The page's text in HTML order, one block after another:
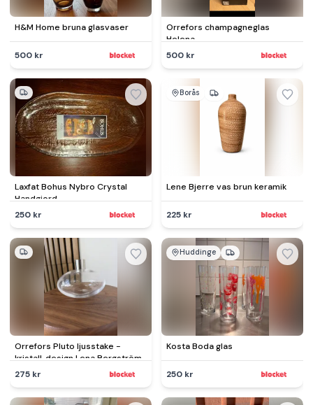
H&M Home bruna glasvaser
500 kr
Orrefors champagneglas
Helena
500 kr
Laxfat Bohus Nybro Crystal
Handgjord
250 kr
Borås
Lene Bjerre vas brun keramik
225 kr
Orrefors Pluto ljusstake -
kristall, design Lena Bergström
275 kr
Huddinge
Kosta Boda glas
250 kr